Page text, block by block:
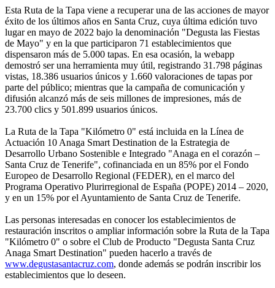
Esta Ruta de la Tapa viene a recuperar una de las acciones de mayor
éxito de los últimos años en Santa Cruz, cuya última edición tuvo
lugar en mayo de 2022 bajo la denominación "Degusta las Fiestas
de Mayo" y en la que participaron 71 establecimientos que
dispensaron más de 5.000 tapas. En esa ocasión, la webapp
demostró ser una herramienta muy útil, registrando 31.798 páginas
vistas, 18.386 usuarios únicos y 1.660 valoraciones de tapas por
parte del público; mientras que la campaña de comunicación y
difusión alcanzó más de seis millones de impresiones, más de
23.700 clics y 501.899 usuarios únicos.
La Ruta de la Tapa "Kilómetro 0" está incluida en la Línea de
Actuación 10 Anaga Smart Destination de la Estrategia de
Desarrollo Urbano Sostenible e Integrado "Anaga en el corazón –
Santa Cruz de Tenerife", cofinanciada en un 85% por el Fondo
Europeo de Desarrollo Regional (FEDER), en el marco del
Programa Operativo Plurirregional de España (POPE) 2014 – 2020,
y en un 15% por el Ayuntamiento de Santa Cruz de Tenerife.
Las personas interesadas en conocer los establecimientos de
restauración inscritos o ampliar información sobre la Ruta de la Tapa
"Kilómetro 0" o sobre el Club de Producto "Degusta Santa Cruz
Anaga Smart Destination" pueden hacerlo a través de
www.degustasantacruz.com, donde además se podrán inscribir los
establecimientos que lo deseen.